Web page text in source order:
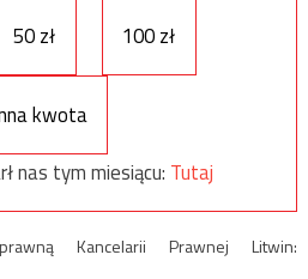
50 zł 100 zł
kwota
nas tym miesiącu: Tutaj
Kancelarii Prawnej Litwin: